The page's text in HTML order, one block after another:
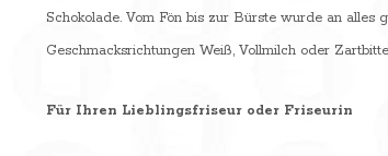
Schokolade. Vom Fön bis zur Bürste wurde an
Geschmacksrichtungen Weiß, Vollmilch oder
Für Ihren Lieblingsfriseur oder Friseurin